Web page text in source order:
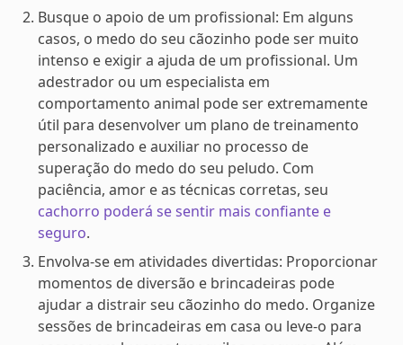
Busque o apoio de um profissional: Em alguns
casos, o medo do seu cãozinho pode ser muito
intenso e exigir a ajuda de um profissional. Um
adestrador ou um especialista em
comportamento animal pode ser extremamente
útil para desenvolver um plano de treinamento
personalizado e auxiliar no processo de
superação do medo do seu peludo. Com
paciência, amor e as técnicas corretas, seu
cachorro poderá se sentir mais confiante e
seguro.
Envolva-se em atividades divertidas: Proporcionar
momentos de diversão e brincadeiras pode
ajudar a distrair seu cãozinho do medo. Organize
sessões de brincadeiras em casa ou leve-o para